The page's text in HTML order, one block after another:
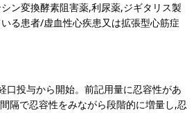
ン変換酵素阻害薬,利尿薬,ジギタリス製
る患者/虚血性心疾患又は拡張型心筋症
口投与から開始。前記用量に忍容性があ
隔で忍容性をみながら段階的に増量し,忍